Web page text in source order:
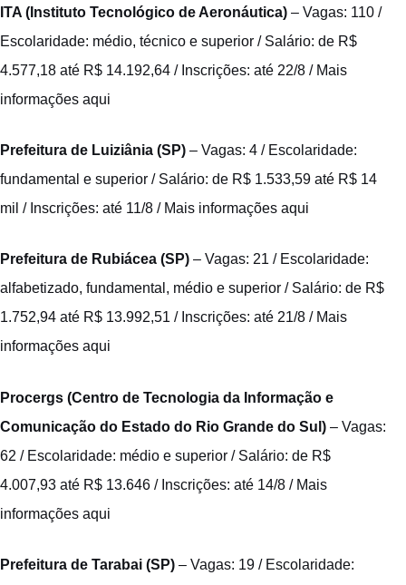
ITA (Instituto Tecnológico de Aeronáutica) – Vagas: 110 /
Escolaridade: médio, técnico e superior / Salário: de R$
4.577,18 até R$ 14.192,64 / Inscrições: até 22/8 / Mais
informações aqui
Prefeitura de Luiziânia (SP) – Vagas: 4 / Escolaridade:
fundamental e superior / Salário: de R$ 1.533,59 até R$ 14
mil / Inscrições: até 11/8 / Mais informações aqui
Prefeitura de Rubiácea (SP) – Vagas: 21 / Escolaridade:
alfabetizado, fundamental, médio e superior / Salário: de R$
1.752,94 até R$ 13.992,51 / Inscrições: até 21/8 / Mais
informações aqui
Procergs (Centro de Tecnologia da Informação e
Comunicação do Estado do Rio Grande do Sul) – Vagas:
62 / Escolaridade: médio e superior / Salário: de R$
4.007,93 até R$ 13.646 / Inscrições: até 14/8 / Mais
informações aqui
Prefeitura de Tarabai (SP) – Vagas: 19 / Escolaridade: